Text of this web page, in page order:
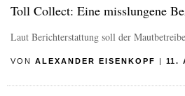
Toll Collect: Eine misslungene
Laut Berichterstattung soll der
VON ALEXANDER EISENKOPF 11.